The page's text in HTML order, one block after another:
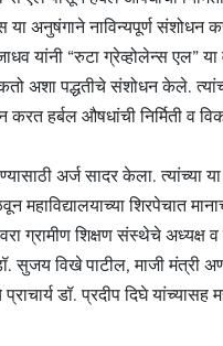
या अनुषंगाने नाविन्यपूर्ण संशोधन
यांनी “रुटा ग्रेव्होलेन्स एल” या
अशा पद्धतीचे संशोधन केले.
हर्बल औषधांची निर्मिती व
अर्ज सादर केला.
शिरपेचात
ग्रामीण शिक्षण संस्थेचे अध्यक्ष
सुजय विखे पाटील, माजी मंत्री
डॉ. प्रदीप दिघे